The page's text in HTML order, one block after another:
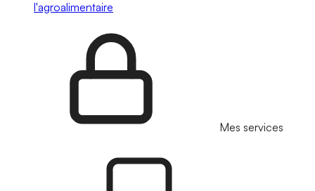
l'agroalimentaire
Mes services